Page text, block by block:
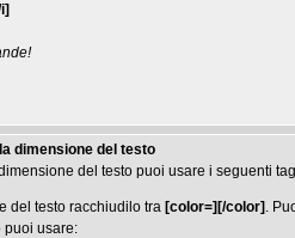
dimensione del testo
del testo puoi usare i seguenti
del testo racchiudilo tra [color=][/color] .
puoi usare: